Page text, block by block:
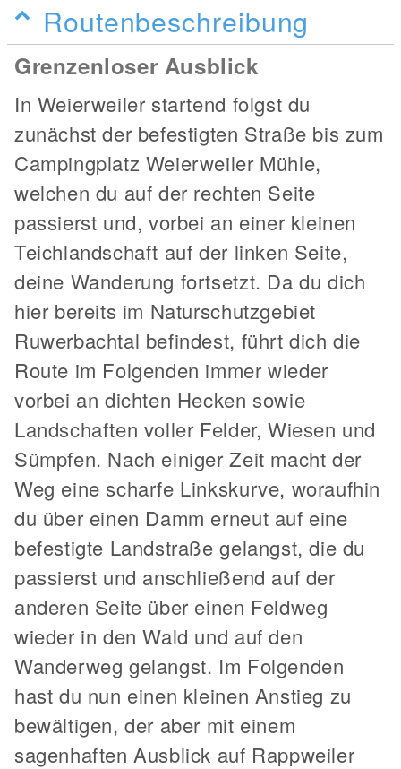
Routenbeschreibung
Grenzenloser Ausblick
In Weierweiler startend folgst du
zunächst der befestigten Straße bis zum
Campingplatz Weierweiler Mühle,
welchen du auf der rechten Seite
passierst und, vorbei an einer kleinen
Teichlandschaft auf der linken Seite,
deine Wanderung fortsetzt. Da du dich
hier bereits im Naturschutzgebiet
Ruwerbachtal befindest, führt dich die
Route im Folgenden immer wieder
vorbei an dichten Hecken sowie
Landschaften voller Felder, Wiesen und
Sümpfen. Nach einiger Zeit macht der
Weg eine scharfe Linkskurve, woraufhin
du über einen Damm erneut auf eine
befestigte Landstraße gelangst, die du
passierst und anschließend auf der
anderen Seite über einen Feldweg
wieder in den Wald und auf den
Wanderweg gelangst. Im Folgenden
hast du nun einen kleinen Anstieg zu
bewältigen, der aber mit einem
sagenhaften Ausblick auf Rappweiler